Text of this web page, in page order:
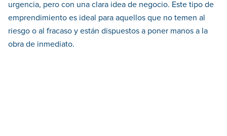
urgencia, pero con una clara idea de negocio. Este tipo de
emprendimiento es ideal para aquellos que no temen al
riesgo o al fracaso y están dispuestos a poner manos a la
obra de inmediato.